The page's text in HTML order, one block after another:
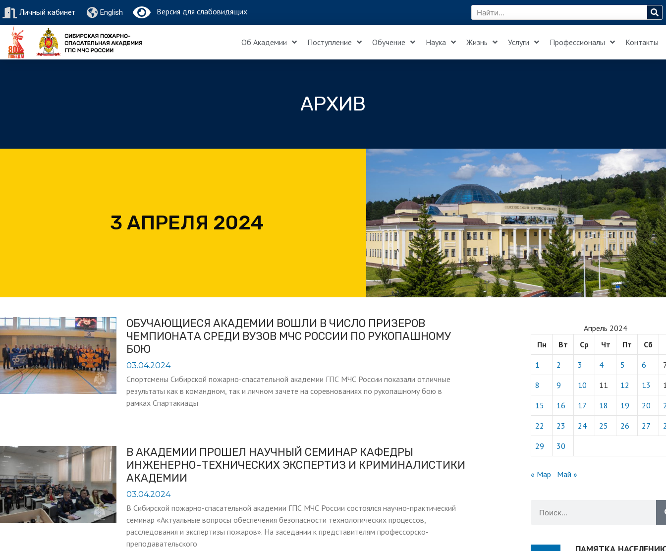
Личный кабинет English Версия для слабовидящих
Об Академии Поступление Обучение Наука Жизнь Услуги Профессионалы Контакты
АРХИВ
3 АПРЕЛЯ 2024
ОБУЧАЮЩИЕСЯ АКАДЕМИИ ВОШЛИ В ЧИСЛО ПРИЗЕРОВ
ЧЕМПИОНАТА СРЕДИ ВУЗОВ МЧС РОССИИ ПО РУКОПАШНОМУ
БОЮ
03.04.2024
Спортсмены Сибирской пожарно-спасательной академии ГПС МЧС России показали отличные
результаты как в командном, так и личном зачете на соревнованиях по рукопашному бою в
рамках Спартакиады
В АКАДЕМИИ ПРОШЕЛ НАУЧНЫЙ СЕМИНАР КАФЕДРЫ
ИНЖЕНЕРНО-ТЕХНИЧЕСКИХ ЭКСПЕРТИЗ И КРИМИНАЛИСТИКИ
АКАДЕМИИ
03.04.2024
В Сибирской пожарно-спасательной академии ГПС МЧС России состоялся научно-практический
семинар «Актуальные вопросы обеспечения безопасности технологических процессов,
расследования и экспертизы пожаров». На заседании к представителям профессорско-
преподавательского
Апрель 2024
Пн
Вт Ср Чт Пт Сб
1 2 3 4 5 6
8 9 10 11 12 13
15 16 17 18 19 20
22 23 24 25 26 27
29 30
« Мар Май »